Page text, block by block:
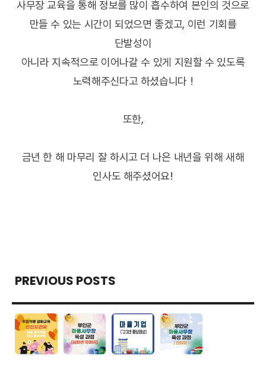
사무장 교육을 통해 정보를 많이 흡수하여 본인의 것으로
만들 수 있는 시간이 되었으면 좋겠고, 이런 기회를
단발성이
아니라 지속적으로 이어나갈 수 있게 지원할 수 있도록
노력해주신다고 하셨습니다 !
또한,
금년 한 해 마무리 잘 하시고 더 나은 내년을 위해 새해
인사도 해주셨어요!
PREVIOUS POSTS